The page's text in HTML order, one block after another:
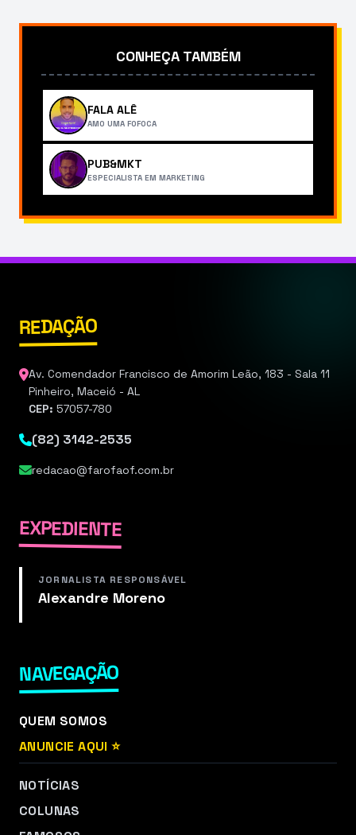
CONHEÇA TAMBÉM
FALA ALÊ
AMO UMA FOFOCA
PUB&MKT
ESPECIALISTA EM MARKETING
REDAÇÃO
Av. Comendador Francisco de Amorim Leão, 183 - Sala 11
Pinheiro, Maceió - AL
CEP: 57057-780
(82) 3142-2535
redacao@farofaof.com.br
EXPEDIENTE
JORNALISTA RESPONSÁVEL
Alexandre Moreno
NAVEGAÇÃO
QUEM SOMOS
ANUNCIE AQUI ⭐
NOTÍCIAS
COLUNAS